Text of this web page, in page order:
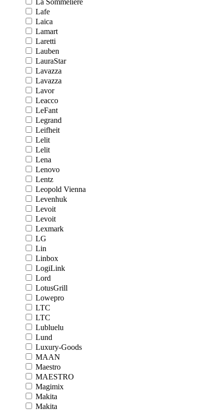
La Sommeliere
Lafe
Laica
Lamart
Laretti
Lauben
LauraStar
Lavazza
Lavazza
Lavor
Leacco
LeFant
Legrand
Leifheit
Lelit
Lelit
Lena
Lenovo
Lentz
Leopold Vienna
Levenhuk
Levoit
Levoit
Lexmark
LG
Lin
Linbox
LogiLink
Lord
LotusGrill
Lowepro
LTC
LTC
Lubluelu
Lund
Luxury-Goods
MAAN
Maestro
MAESTRO
Magimix
Makita
Makita